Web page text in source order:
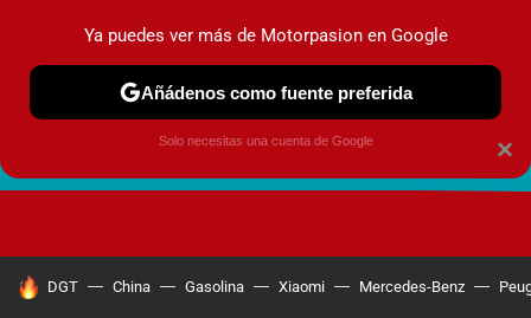
HOY SE HABLA DE
DGT China Gasolina Xiaomi Mercedes-Benz
×
Ya puedes ver más de Motorpasion en Google
Añádenos como fuente preferida
Solo necesitas una cuenta de Google